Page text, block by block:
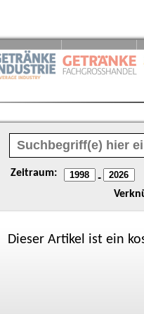
Zeitraum: -
Dieser Artikel ist ein